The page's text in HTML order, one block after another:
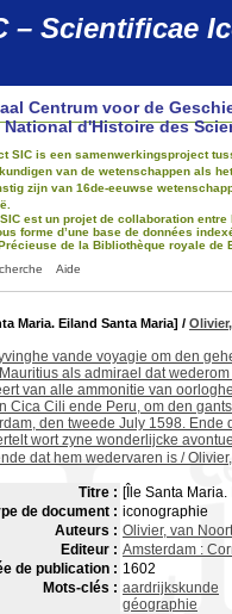
– Scientificae
Aide
Maria. Eiland Santa Maria] /
vande voyagie om den
als admirael dat
van alle ammonitie van
Cica Cili ende Peru, om den
den tweede July 1598.
wort zyne wonderlijcke
dat hem wedervaren is /
Titre : [Île Santa
de document : iconographie
Auteurs : Olivier, van
Editeur : Amsterdam :
de publication : 1602
Mots-clés : aardrijkskunde
géographie
Centrum voor de
National d'Histoire des
SIC is een samenwerkingsproject
van de wetenschappen als
zijn van 16de-eeuwse
est un projet de collaboration
forme d’une base de données
de la Bibliothèque royale de